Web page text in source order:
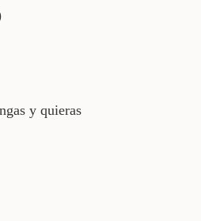
y quieras